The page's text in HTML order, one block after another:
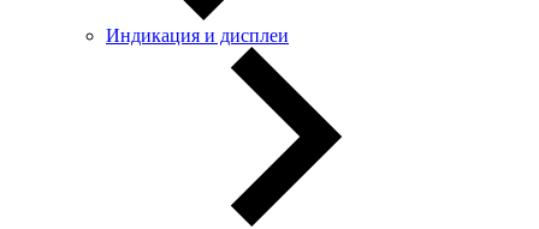
Индикация и дисплеи